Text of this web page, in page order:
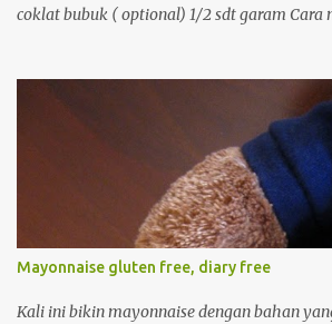
coklat bubuk ( optional) 1/2 sdt garam Cara
masukkan ke cetakan yang telah di poles
dengan api besar sekitar 15 menit, hidangkan
Mayonnaise gluten free, diary free
Kali ini bikin mayonnaise dengan bahan